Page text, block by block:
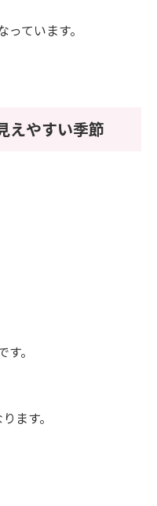
ています。
えやすい季節
。
ます。